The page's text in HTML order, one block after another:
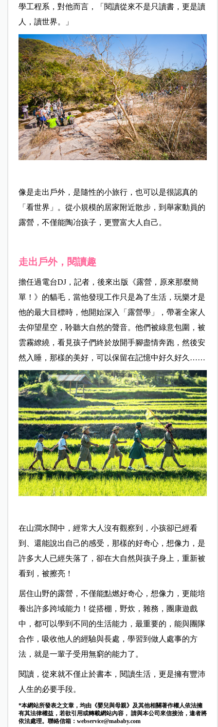
學工程系，對他而言，「閱讀從來不是只讀書，更是讀
人，讀世界。」
像是走出戶外，是隨性的小旅行，也可以是很認真的
「看世界」。從小規模的居家附近散步，到舉家動員的
露營，不僅能陶冶孩子，更豐富大人自己。
走出戶外，閱讀趣
擔任過電台DJ，記者，後來出版《露營，原來那麼簡
單！》的貓毛，當他發現工作只是為了生活，玩樂才是
他的最大目標時，他開始深入「露營學」，帶著全家人
去仰望星空，聆聽大自然的聲音。他們被綠意包圍，被
雲霧繚繞，看見孩子們終於放開手腳盡情奔跑，然後安
然入睡，那樣的美好，可以保留在記憶中好久好久……
在山澗水闊中，經常大人沒有觀察到，小孩卻已經看
到、還能說出自己的感受，那樣的好奇心，想像力，是
許多大人已經失落了，卻在大自然與孩子身上，重新被
看到，被擦亮！
居住山野的露營，不僅能點燃好奇心，想像力，更能培
養出許多跨域能力！從搭棚，野炊，雜務，團康遊戲
中，都可以學到不同的生活能力，最重要的，能與團隊
合作，吸收他人的經驗與長處，學習到做人處事的方
法，就是一輩子受用無窮的能力了。
閱讀，從來就不僅止於書本，閱讀生活，更是擁有豐沛
人生的必要手段。
*本網站所發表之文章，均由《嬰兒與母親》及其他相關著作權人依法擁
有其法律權益，若欲引用或轉載網站內容， 請與本公司來信接洽，違者將
依法處理。聯絡信箱： webservice@mababy.com